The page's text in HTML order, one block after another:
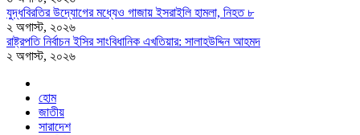
যুদ্ধবিরতির উদ্যোগের মধ্যেও গাজায় ইসরাইলি হামলা, নিহত ৮
২ অগাস্ট, ২০২৬
রাষ্ট্রপতি নির্বাচন ইসির সাংবিধানিক এখতিয়ার: সালাহউদ্দিন আহমদ
২ অগাস্ট, ২০২৬
হোম
জাতীয়
সারাদেশ